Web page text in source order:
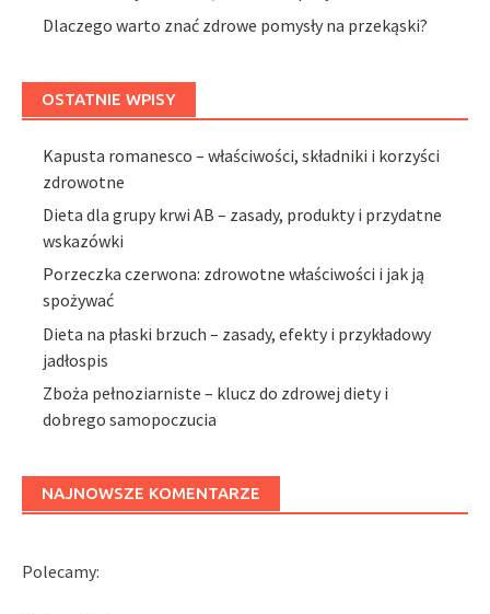
Dlaczego warto znać zdrowe pomysły na przekąski?
OSTATNIE WPISY
Kapusta romanesco – właściwości, składniki i korzyści
zdrowotne
Dieta dla grupy krwi AB – zasady, produkty i przydatne
wskazówki
Porzeczka czerwona: zdrowotne właściwości i jak ją
spożywać
Dieta na płaski brzuch – zasady, efekty i przykładowy
jadłospis
Zboża pełnoziarniste – klucz do zdrowej diety i
dobrego samopoczucia
NAJNOWSZE KOMENTARZE
Polecamy: